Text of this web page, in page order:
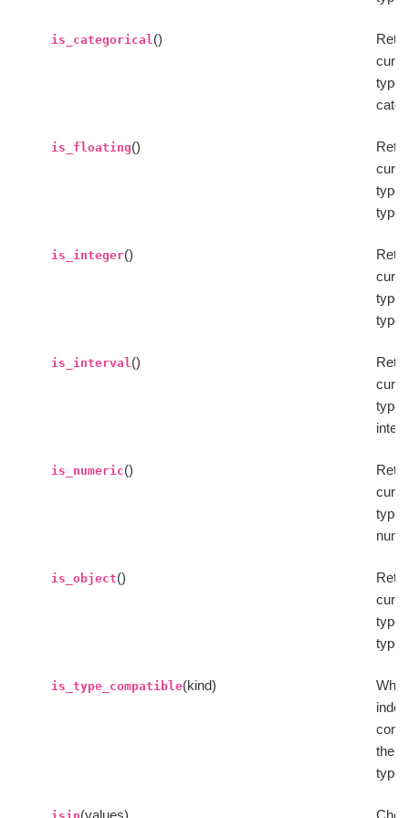
is_categorical()
type
is_floating()
type
type.
is_integer()
type
type.
is_interval()
type
is_numeric()
type
is_object()
type
type.
is_type_compatible(kind)
the
type.